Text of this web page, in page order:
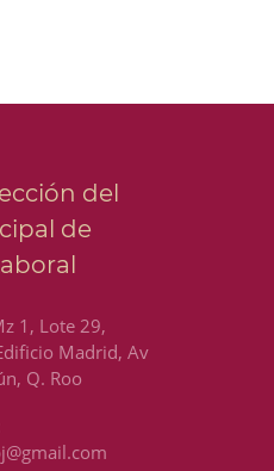
del
de
1, Lote 29,
Madrid, Av
Q. Roo